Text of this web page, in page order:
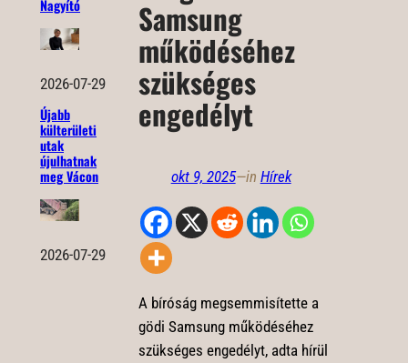
Nagyító
2026-07-29
Újabb
külterületi
utak
újulhatnak
meg Vácon
2026-07-29
Samsung
működéséhez
szükséges
engedélyt
okt 9, 2025—in Hírek
A bíróság megsemmisítette a
gödi Samsung működéséhez
szükséges engedélyt, adta hírül